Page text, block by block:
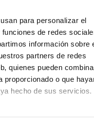
para personalizar el
de redes
información sobre
partners de redes
quienes pueden
proporcionado o que
hecho de sus servicios.